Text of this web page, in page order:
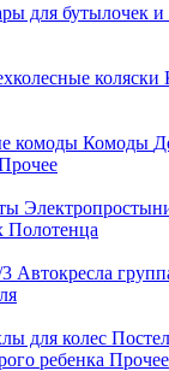
для бутылочек
коляски
комоды Комоды
Полотенца
Автокресла
для колес
ребенка Прочее